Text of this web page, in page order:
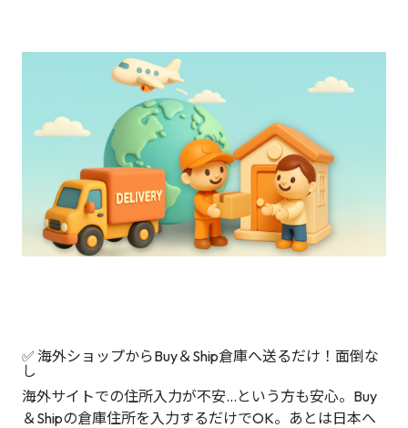
✅ 海外ショップからBuy＆Ship倉庫へ送るだけ！面倒な
し
海外サイトでの住所入力が不安…という方も安心。Buy
＆Shipの倉庫住所を入力するだけでOK。あとは日本へ